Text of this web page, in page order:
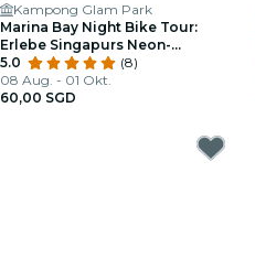
Kampong Glam Park
Marina Bay Night Bike Tour:
Erlebe Singapurs Neon-
Abendkulisse
5.0
(8)
08 Aug. - 01 Okt.
60,00 SGD